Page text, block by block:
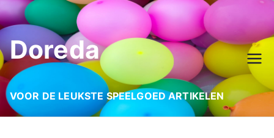
Ga
naar
de
inhoud
Doreda
VOOR DE LEUKSTE SPEELGOED ARTIKELEN